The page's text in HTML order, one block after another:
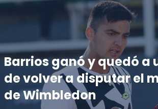
Barrios ganó y quedó a
de volver a disputar el
de Wimbledon